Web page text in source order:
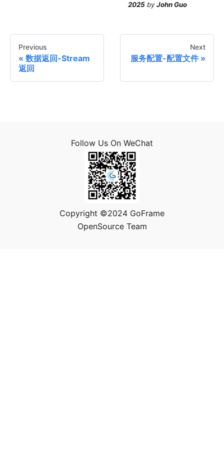
2025 byJohn Guo
Previous
数据返回-Stream
返回
Next
服务配置-配置文件
Follow Us On WeChat
Copyright ©2024 GoFrame
OpenSource Team